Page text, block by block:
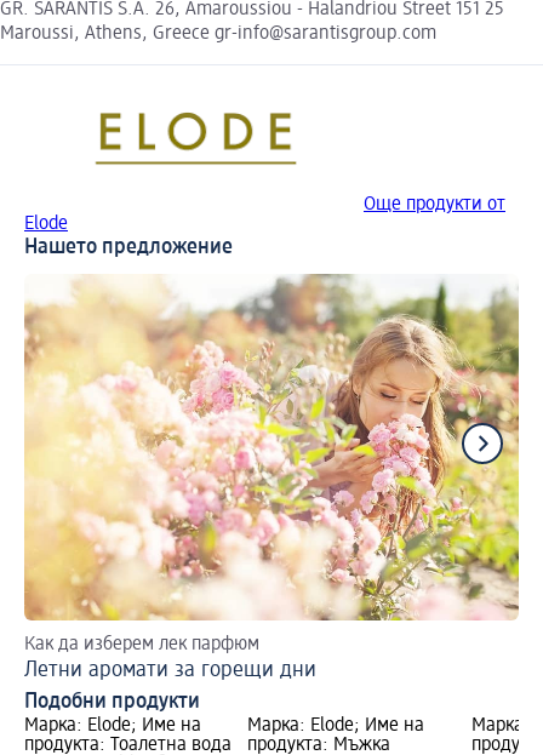
GR. SARANTIS S.A. 26, Amaroussiou - Halandriou Street 151 25
Maroussi, Athens, Greece gr-info@sarantisgroup.com
Още продукти от
Elode
Нашето предложение
Как да изберем лек парфюм
Летни аромати за горещи дни
Подобни продукти
Марка: Elode; Име на
продукта: Тоалетна вода
Марка: Elode; Име на
продукта: Мъжка
Марка: